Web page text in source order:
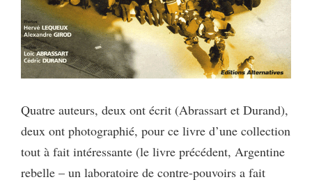
Quatre auteurs, deux ont écrit (Abrassart et Durand),
deux ont photographié, pour ce livre d’une collection
tout à fait intéressante (le livre précédent, Argentine
rebelle – un laboratoire de contre-pouvoirs a fait